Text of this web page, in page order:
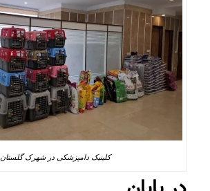
کلینیک دامپزشکی در شهرک گلستان